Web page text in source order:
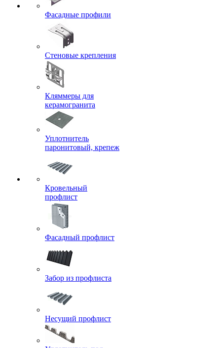
Фасадные профили
Стеновые крепления
Кляммеры для
керамогранита
Уплотнитель
паронитовый, крепеж
Кровельный
профлист
Фасадный профлист
Забор из профлиста
Несущий профлист